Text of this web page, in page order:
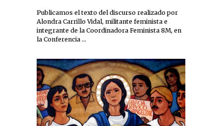
Publicamos el texto del discurso realizado por
Alondra Carrillo Vidal, militante feminista e
integrante de la Coordinadora Feminista 8M, en
la Conferencia …